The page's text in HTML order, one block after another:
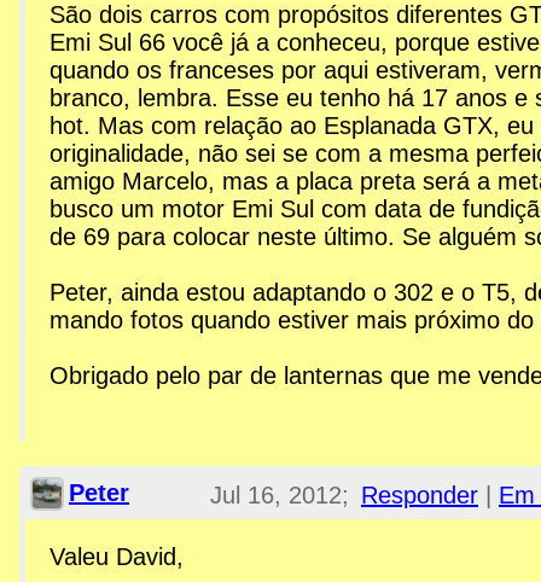
Re: Esplanada GTX
São dois carros com propósitos diferentes
Emi Sul 66 você já a conheceu, porque
quando os franceses por aqui estiveram,
branco, lembra. Esse eu tenho há 17 anos e
hot. Mas com relação ao Esplanada GTX,
originalidade, não sei se com a mesma
amigo Marcelo, mas a placa preta será a
busco um motor Emi Sul com data de
de 69 para colocar neste último. Se alguém
Peter, ainda estou adaptando o 302 e o T5,
mando fotos quando estiver mais próximo do
Obrigado pelo par de lanternas que me
Peter Responder
Jul 16, 2012;
Valeu David,